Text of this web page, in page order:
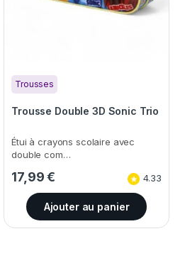
Trousses
Trousse Double 3D Sonic Trio
Étui à crayons scolaire avec
double com…
17,99€ 4.33
Ajouter au panier